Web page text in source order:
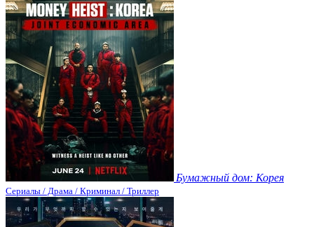
Бумажный дом: Корея
Сериалы / Драма / Криминал / Триллер